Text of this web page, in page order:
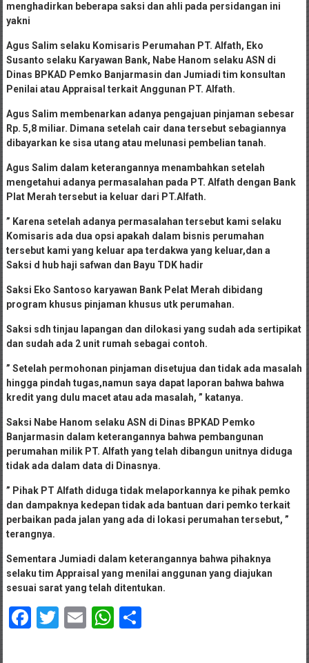
menghadirkan beberapa saksi dan ahli pada persidangan ini
yakni
Agus Salim selaku Komisaris Perumahan PT. Alfath, Eko
Susanto selaku Karyawan Bank, Nabe Hanom selaku ASN di
Dinas BPKAD Pemko Banjarmasin dan Jumiadi tim konsultan
Penilai atau Appraisal terkait Anggunan PT. Alfath.
Agus Salim membenarkan adanya pengajuan pinjaman sebesar
Rp. 5,8 miliar. Dimana setelah cair dana tersebut sebagiannya
dibayarkan ke sisa utang atau melunasi pembelian tanah.
Agus Salim dalam keterangannya menambahkan setelah
mengetahui adanya permasalahan pada PT. Alfath dengan Bank
Plat Merah tersebut ia keluar dari PT.Alfath.
” Karena setelah adanya permasalahan tersebut kami selaku
Komisaris ada dua opsi apakah dalam bisnis perumahan
tersebut kami yang keluar apa terdakwa yang keluar,dan a
Saksi d hub haji safwan dan Bayu TDK hadir
Saksi Eko Santoso karyawan Bank Pelat Merah dibidang
program khusus pinjaman khusus utk perumahan.
Saksi sdh tinjau lapangan dan dilokasi yang sudah ada sertipikat
dan sudah ada 2 unit rumah sebagai contoh.
” Setelah permohonan pinjaman disetujua dan tidak ada masalah
hingga pindah tugas,namun saya dapat laporan bahwa bahwa
kredit yang dulu macet atau ada masalah, ” katanya.
Saksi Nabe Hanom selaku ASN di Dinas BPKAD Pemko
Banjarmasin dalam keterangannya bahwa pembangunan
perumahan milik PT. Alfath yang telah dibangun unitnya diduga
tidak ada dalam data di Dinasnya.
” Pihak PT Alfath diduga tidak melaporkannya ke pihak pemko
dan dampaknya kedepan tidak ada bantuan dari pemko terkait
perbaikan pada jalan yang ada di lokasi perumahan tersebut, ”
terangnya.
Sementara Jumiadi dalam keterangannya bahwa pihaknya
selaku tim Appraisal yang menilai anggunan yang diajukan
sesuai sarat yang telah ditentukan.
Facebook
Twitter
EmailWhatsApp
Share